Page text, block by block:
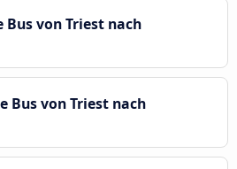
von Triest nach
Bus von Triest nach